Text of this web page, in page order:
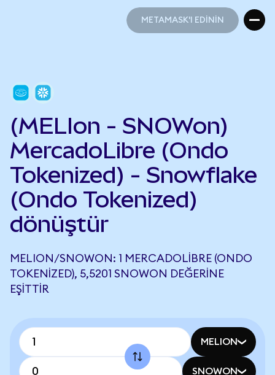
METAMASK'I EDİNİN
(MELIon - SNOWon)
MercadoLibre (Ondo
Tokenized) - Snowflake
(Ondo Tokenized)
dönüştür
MELION/SNOWON: 1 MERCADOLIBRE (ONDO
TOKENIZED), 5,5201 SNOWON DEĞERINE
EŞITTIR
MELION
SNOWON